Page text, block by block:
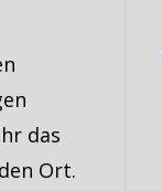
das
Ort.